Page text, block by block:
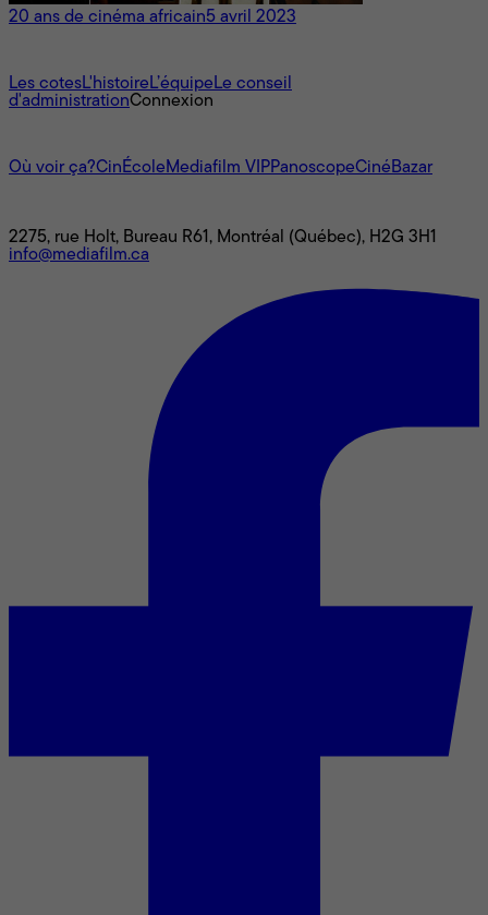
20 ans de cinéma africain5 avril 2023
Les cotesL'histoireL’équipeLe conseil
d'administrationConnexion
Où voir ça?CinÉcoleMediafilm VIPPanoscopeCinéBazar
2275, rue Holt, Bureau R61, Montréal (Québec), H2G 3H1
info@mediafilm.ca